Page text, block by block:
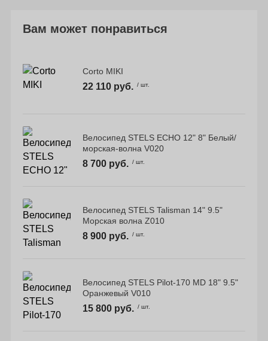
Вам может понравиться
Corto MIKI
22 110 руб. / шт.
Велосипед STELS ECHO 12" 8" Белый/
морская-волна V020
8 700 руб. / шт.
Велосипед STELS Talisman 14" 9.5"
Морская волна Z010
8 900 руб. / шт.
Велосипед STELS Pilot-170 MD 18" 9.5"
Оранжевый V010
15 800 руб. / шт.